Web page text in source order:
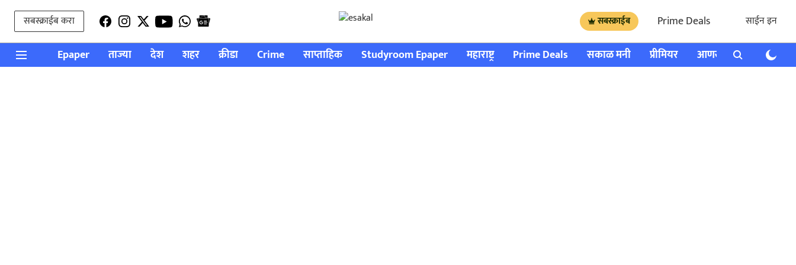
सबस्क्राईब करा सबस्क्राईब Prime Deals साईन इन
Epaper ताज्या देश शहर क्रीडा Crime साप्ताहिक Studyroom Epaper महाराष्ट्र Prime Deals सकाळ मनी प्रीमियर आणखी राशी भविष्य